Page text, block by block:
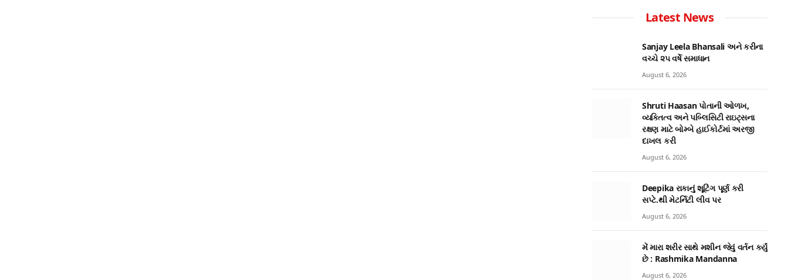
Latest News
Sanjay Leela Bhansali અને કરીના
વચ્ચે ૨૫ વર્ષે સમાધાન
August 6, 2026
Shruti Haasan પોતાની ઓળખ,
વ્યક્તિત્વ અને પબ્લિસિટી રાઇટ્‌સના
રક્ષણ માટે બોમ્બે હાઈકોર્ટમાં અરજી
દાખલ કરી
August 6, 2026
Deepika રાકાનું શૂટિંગ પૂર્ણ કરી
સપ્ટે.થી મેટર્નિટી લીવ પર
August 6, 2026
મેં મારા શરીર સાથે મશીન જેવું વર્તન કર્યું
છે : Rashmika Mandanna
August 6, 2026